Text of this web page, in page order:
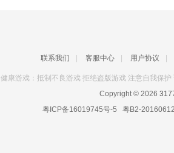
联系我们 客服中心 用户协议
健康游戏：抵制不良游戏 拒绝盗版游戏 注意自我保
Copyright © 2026
粤ICP备16019745号-5 粤B2-